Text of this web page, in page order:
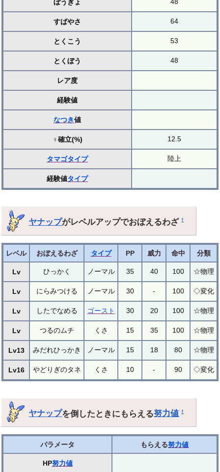
ぼうぎょ
すばやさ 64
とくこう 53
とくぼう 48
レア度
経験値
なつき値
♀確立(%) 12.5
タマゴタイプ 陸上
経験値タイプ
ヤナップがレベルアップでおぼえるわざ†
レベル おぼえるわざ タイプ PP 威力 命中 分類
Lv ひっかく ノーマル 35 40 100 ☆物理
Lv にらみつける ノーマル 30 - 100 ◇変化
Lv したでなめる ゴースト 30 20 100 ☆物理
Lv つるのムチ くさ 15 35 100 ☆物理
Lv13 みだれひっかき ノーマル 15 18 80 ☆物理
Lv16 やどりぎのタネ くさ 10 - 90 ◇変化
ヤナップを倒したときにもらえる努力値 †
パラメータ もらえる努力値
HP努力値